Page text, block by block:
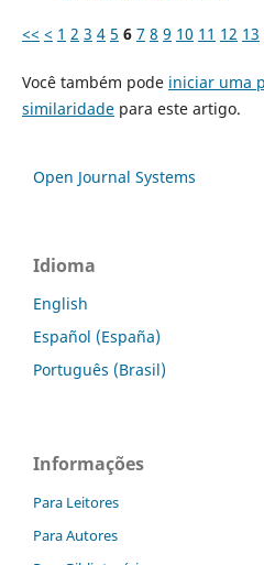
<< < 1 2 3 4 5 6 7 8 9 10 11 12 13
Você também pode iniciar uma
similaridadepara este artigo.
Open Journal Systems
Idioma
English
Español (España)
Português (Brasil)
Informações
Para Leitores
Para Autores